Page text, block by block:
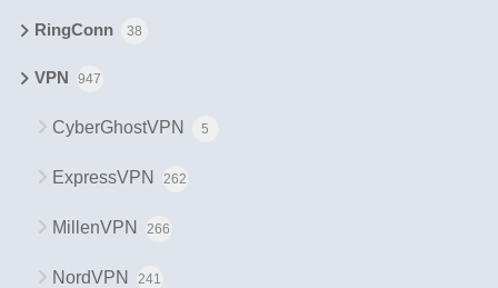
RingConn 38
VPN 947
CyberGhostVPN 5
ExpressVPN 262
MillenVPN 266
NordVPN 241